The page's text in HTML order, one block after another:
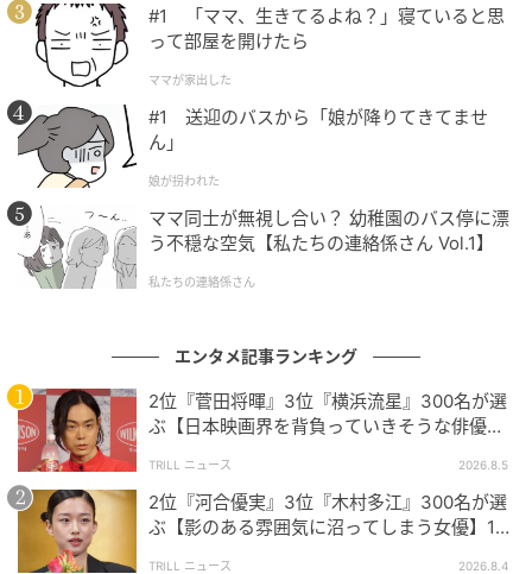
長期連載作品で圧倒的な人気と影響力を維持し、世界規模で読
者を魅了し続けているからです。（40歳/女性）
結果はこちら
#1 「ママ、生きてるよね？」寝ていると思
って部屋を開けたら
ママが家出した
#1 送迎のバスから「娘が降りてきてませ
ん」
娘が拐われた
ママ同士が無視し合い？ 幼稚園のバス停に漂
う不穏な空気【私たちの連絡係さん Vol.1】
私たちの連絡係さん
エンタメ記事ランキング
2位『菅田将暉』3位『横浜流星』300名が選
ぶ【日本映画界を背負っていきそうな俳優】1
TRILL ニュース 2026.8.5
2位『河合優実』3位『木村多江』300名が選
ぶ【影のある雰囲気に沼ってしまう女優】1位
TRILL ニュース 2026.8.4